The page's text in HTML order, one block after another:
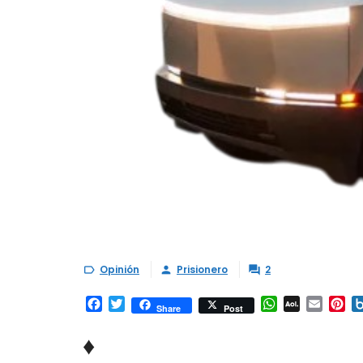
 Opinión  Prisionero  2
Facebook
TwitterShare Post WhatsApp
AOL Email
♦